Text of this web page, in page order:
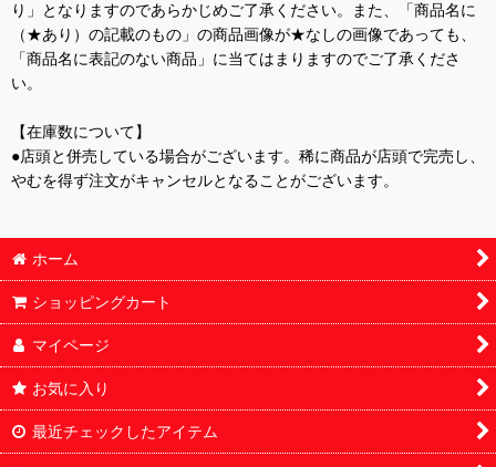
り」となりますのであらかじめご了承ください。また、「商品名に
（★あり）の記載のもの」の商品画像が★なしの画像であっても、
「商品名に表記のない商品」に当てはまりますのでご了承くださ
い。
【在庫数について】
●店頭と併売している場合がございます。稀に商品が店頭で完売し、
やむを得ず注文がキャンセルとなることがございます。
ホーム
ショッピングカート
マイページ
お気に入り
最近チェックしたアイテム